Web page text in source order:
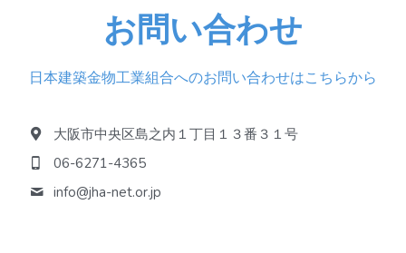
お問い合わせ
日本建築金物工業組合へのお問い合わせはこちらから
大阪市中央区島之内１丁目１３番３１号
06-6271-4365
info@jha-net.or.jp